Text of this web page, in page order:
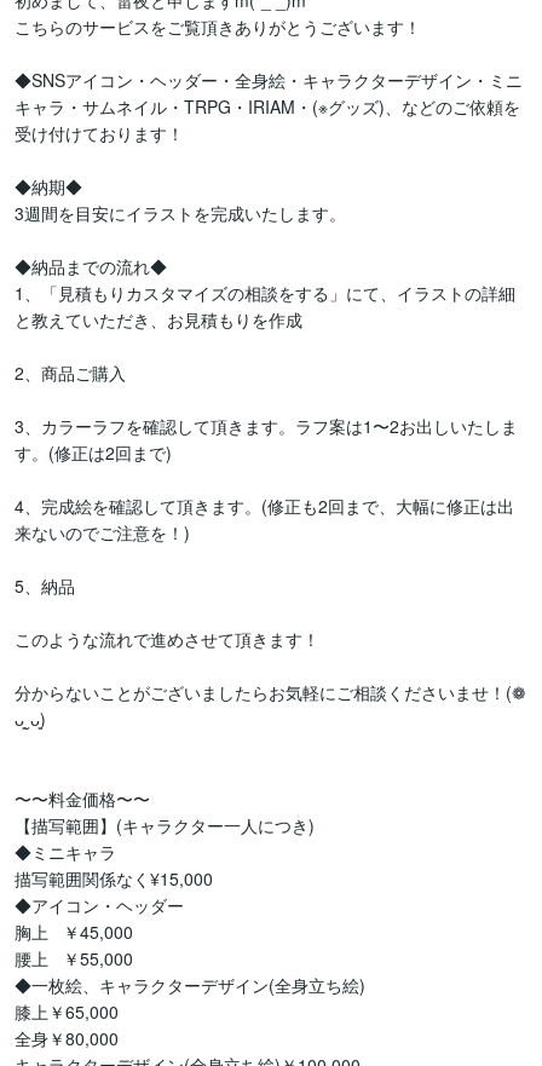
こちらのサービスをご覧頂きありがとうございます！
◆SNSアイコン・ヘッダー・全身絵・キャラクターデザイン・ミニ
キャラ・サムネイル・TRPG・IRIAM・(※グッズ)、などのご依頼を
受け付けております！
◆納期◆
3週間を目安にイラストを完成いたします。
◆納品までの流れ◆
1、「見積もりカスタマイズの相談をする」にて、イラストの詳細
と教えていただき、お見積もりを作成
2、商品ご購入
3、カラーラフを確認して頂きます。ラフ案は1〜2お出しいたしま
す。(修正は2回まで)
4、完成絵を確認して頂きます。(修正も2回まで、大幅に修正は出
来ないのでご注意を！)
5、納品
このような流れで進めさせて頂きます！
分からないことがございましたらお気軽にご相談くださいませ！(❁
ᴗ͈ˬᴗ͈)
〜〜料金価格〜〜
【描写範囲】(キャラクター一人につき)
◆ミニキャラ
描写範囲関係なく¥15,000
◆アイコン・ヘッダー
胸上   ￥45,000
腰上   ￥55,000
◆一枚絵、キャラクターデザイン(全身立ち絵)
膝上￥65,000
全身￥80,000